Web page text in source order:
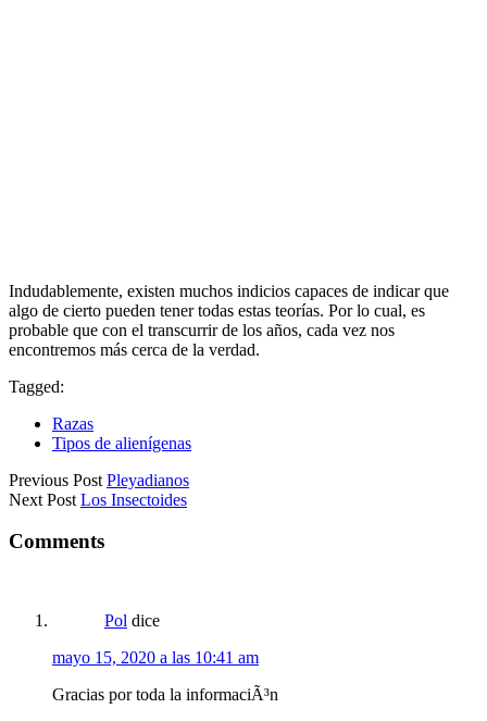
Indudablemente, existen muchos indicios capaces de indicar que
algo de cierto pueden tener todas estas teorías. Por lo cual, es
probable que con el transcurrir de los años, cada vez nos
encontremos más cerca de la verdad.
Tagged:
Razas
Tipos de alienígenas
Post
navigation
Previous Post Pleyadianos
Next Post Los Insectoides
con
lectores
Comments
Pol dice
mayo 15, 2020 a las 10:41 am
Gracias por toda la informaciÃ³n